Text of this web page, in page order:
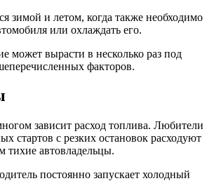
зимой и летом, когда также необходимо
или охлаждать его.
может вырасти в несколько раз под
факторов.
зависит расход топлива. Любители
стартов с резких остановок расходуют
тихие автовладельцы.
постоянно запускает холодный